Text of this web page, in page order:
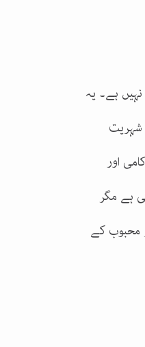
ہے۔ یہ
شہریت
اور
ہے مگر
محبوب کے